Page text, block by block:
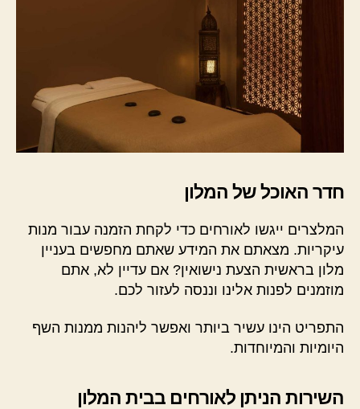
חדר האוכל של המלון
המלצרים ייגשו לאורחים כדי לקחת הזמנה עבור מנות
עיקריות. מצאתם את המידע שאתם מחפשים בעניין
מלון בראשית הצעת נישואין? אם עדיין לא, אתם
מוזמנים לפנות אלינו וננסה לעזור לכם.
התפריט הינו עשיר ביותר ואפשר ליהנות ממנות השף
היומיות והמיוחדות.
השירות הניתן לאורחים בבית המלון